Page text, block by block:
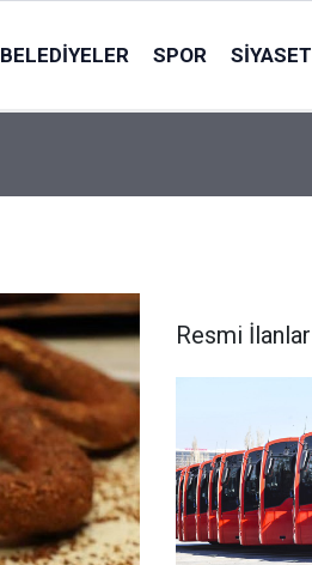
BELEDIYELER SPOR SIYASET
Resmi İlanlar